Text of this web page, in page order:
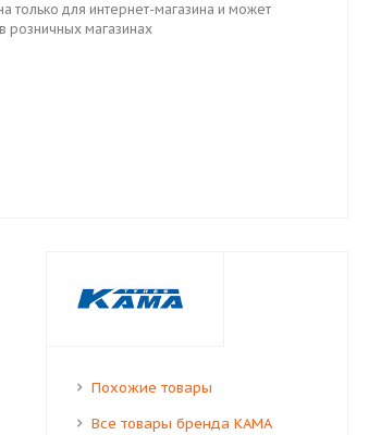
только для интернет-магазина и может
розничных магазинах
Похожие товары
Все товары бренда КАМА